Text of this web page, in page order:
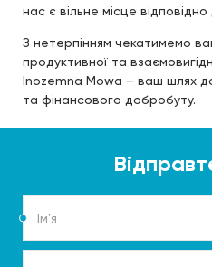
нас є вільне місце відповідно
З нетерпінням чекатимемо
продуктивної та
Inozemna Mowa – ваш шлях
та фінансового добробуту.